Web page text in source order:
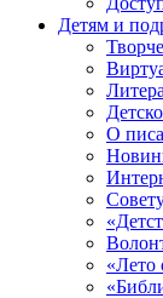
Детям и
О
«Лето